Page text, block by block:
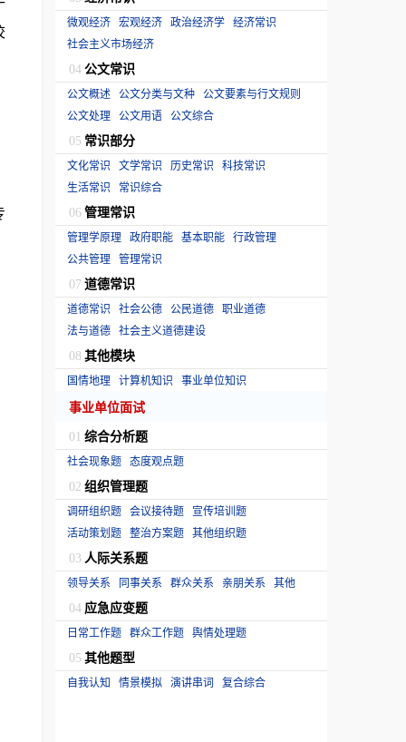
微观经济 宏观经济 政治经济学 经济常识
社会主义市场经济
04 公文常识
公文概述 公文分类与文种 公文要素与行文规则
公文处理 公文用语 公文综合
05 常识部分
文化常识 文学常识 历史常识 科技常识
生活常识
常识综合
06 管理常识
管理学原理 政府职能 基本职能 行政管理
公共管理 管理常识
07 道德常识
道德常识 社会公德 公民道德 职业道德
法与道德 社会主义道德建设
08 其他模块
国情地理 计算机知识 事业单位知识
事业单位面试
01 综合分析题
社会现象题 态度观点题
02 组织管理题
调研组织题 会议接待题 宣传培训题
活动策划题 整治方案题 其他组织题
03 人际关系题
领导关系 同事关系 群众关系 亲朋关系 其他
04 应急应变题
日常工作题 群众工作题 舆情处理题
05 其他题型
自我认知 情景模拟 演讲串词 复合综合